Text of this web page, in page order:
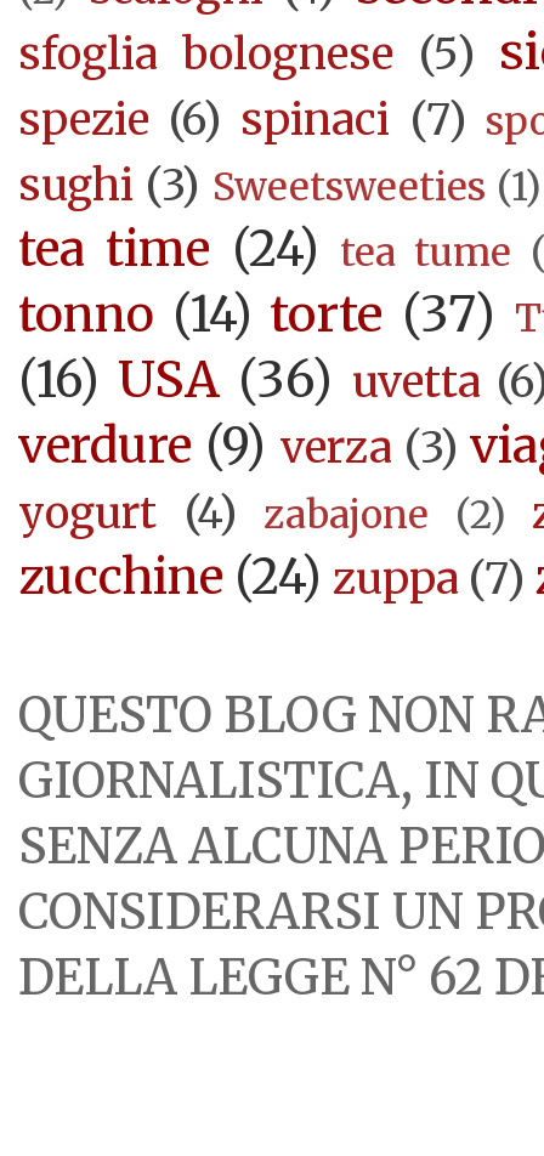
sfoglia bolognese (5)
spezie (6) spinaci (7)
sughi (3) Sweetsweeties (1)
tea time (24) tea tume
tonno (14) torte (37)
(16) USA (36) uvetta
verdure (9) verza (3)
yogurt (4) zabajone (2)
zucchine (24) zuppa (7)
QUESTO BLOG NON
GIORNALISTICA, IN
SENZA ALCUNA
CONSIDERARSI UN
DELLA LEGGE N° 62